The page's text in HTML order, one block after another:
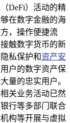
DeFi）活动的精
在数字金融的海
，操作便捷流
触数字货币的新
私保护和资产安
户的数字资产保
量的忠实用户。
关业务活动已然
行等多部门联合
构等开展与虚拟